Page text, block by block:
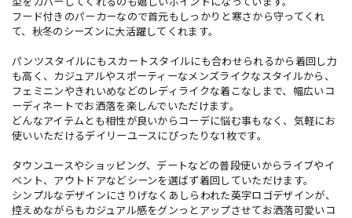
フード付きのパーカーなので首元もしっかりと寒さから守ってくれ
て、秋冬のシーズンに大活躍してくれます。
パンツスタイルにもスカートスタイルにも合わせられるから着回し力
も高く、カジュアルやスポーティーなメンズライクなスタイルから、
フェミニンやきれいめなどのレディライクな着こなしまで、幅広いコ
ーディネートでお洒落を楽しんでいただけます。
どんなアイテムとも相性が良いからコーデに悩む事もなく、気軽にお
使いいただけるデイリーユースにぴったりな1枚です。
タウンユースやショッピング、デートなどの普段使いからライブやイ
ベント、アウトドアなどシーンを選ばず着回していただけます。
シンプルなデザインにさりげなくあしらわれた英字ロゴデザインが、
控えめながらもカジュアル感をグンっとアップさせてお洒落可愛いコ